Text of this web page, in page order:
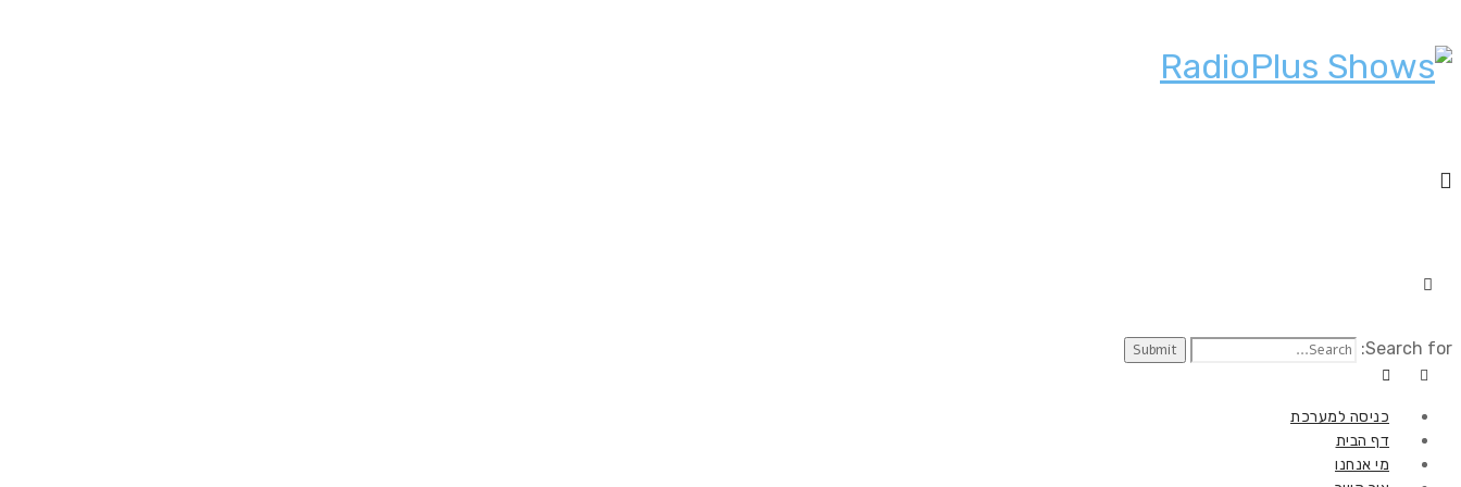
Search for:
כניסה למערכת
דף הבית
מי אנחנו